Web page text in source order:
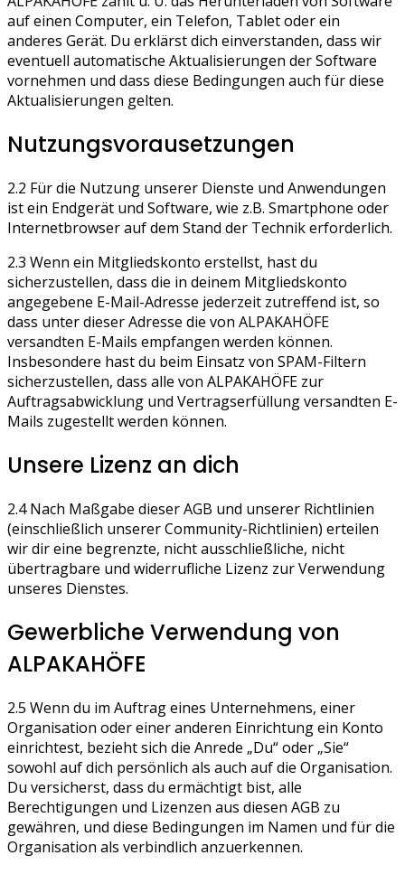
auf einen Computer, ein Telefon, Tablet oder ein
anderes Gerät. Du erklärst dich einverstanden, dass wir
eventuell automatische Aktualisierungen der Software
vornehmen und dass diese Bedingungen auch für diese
Aktualisierungen gelten.
Nutzungsvorausetzungen
2.2 Für die Nutzung unserer Dienste und Anwendungen
ist ein Endgerät und Software, wie z.B. Smartphone oder
Internetbrowser auf dem Stand der Technik erforderlich.
2.3 Wenn ein Mitgliedskonto erstellst, hast du
sicherzustellen, dass die in deinem Mitgliedskonto
angegebene E-Mail-Adresse jederzeit zutreffend ist, so
dass unter dieser Adresse die von ALPAKAHÖFE
versandten E-Mails empfangen werden können.
Insbesondere hast du beim Einsatz von SPAM-Filtern
sicherzustellen, dass alle von ALPAKAHÖFE zur
Auftragsabwicklung und Vertragserfüllung versandten E-
Mails zugestellt werden können.
Unsere Lizenz an dich
2.4 Nach Maßgabe dieser AGB und unserer Richtlinien
(einschließlich unserer Community-Richtlinien) erteilen
wir dir eine begrenzte, nicht ausschließliche, nicht
übertragbare und widerrufliche Lizenz zur Verwendung
unseres Dienstes.
Gewerbliche Verwendung von
ALPAKAHÖFE
2.5 Wenn du im Auftrag eines Unternehmens, einer
Organisation oder einer anderen Einrichtung ein Konto
einrichtest, bezieht sich die Anrede „Du“ oder „Sie“
sowohl auf dich persönlich als auch auf die Organisation.
Du versicherst, dass du ermächtigt bist, alle
Berechtigungen und Lizenzen aus diesen AGB zu
gewähren, und diese Bedingungen im Namen und für die
Organisation als verbindlich anzuerkennen.